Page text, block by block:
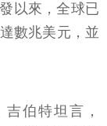
以來，全球已
數兆美元，並
吉伯特坦言，